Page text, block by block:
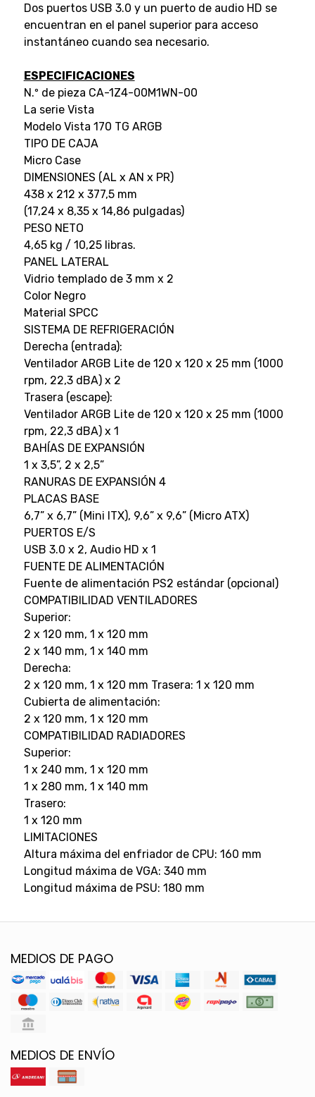
Dos puertos USB 3.0 y un puerto de audio HD se
encuentran en el panel superior para acceso
instantáneo cuando sea necesario.
ESPECIFICACIONES
N.º de pieza CA-1Z4-00M1WN-00
La serie Vista
Modelo Vista 170 TG ARGB
TIPO DE CAJA
Micro Case
DIMENSIONES (AL x AN x PR)
438 x 212 x 377,5 mm
(17,24 x 8,35 x 14,86 pulgadas)
PESO NETO
4,65 kg / 10,25 libras.
PANEL LATERAL
Vidrio templado de 3 mm x 2
Color Negro
Material SPCC
SISTEMA DE REFRIGERACIÓN
Derecha (entrada):
Ventilador ARGB Lite de 120 x 120 x 25 mm (1000
rpm, 22,3 dBA) x 2
Trasera (escape):
Ventilador ARGB Lite de 120 x 120 x 25 mm (1000
rpm, 22,3 dBA) x 1
BAHÍAS DE EXPANSIÓN
1 x 3,5”, 2 x 2,5”
RANURAS DE EXPANSIÓN 4
PLACAS BASE
6,7” x 6,7” (Mini ITX), 9,6” x 9,6” (Micro ATX)
PUERTOS E/S
USB 3.0 x 2, Audio HD x 1
FUENTE DE ALIMENTACIÓN
Fuente de alimentación PS2 estándar (opcional)
COMPATIBILIDAD VENTILADORES
Superior:
2 x 120 mm, 1 x 120 mm
2 x 140 mm, 1 x 140 mm
Derecha:
2 x 120 mm, 1 x 120 mm Trasera: 1 x 120 mm
Cubierta de alimentación:
2 x 120 mm, 1 x 120 mm
COMPATIBILIDAD RADIADORES
Superior:
1 x 240 mm, 1 x 120 mm
1 x 280 mm, 1 x 140 mm
Trasero:
1 x 120 mm
LIMITACIONES
Altura máxima del enfriador de CPU: 160 mm
Longitud máxima de VGA: 340 mm
Longitud máxima de PSU: 180 mm
MEDIOS DE PAGO
MEDIOS DE ENVÍO